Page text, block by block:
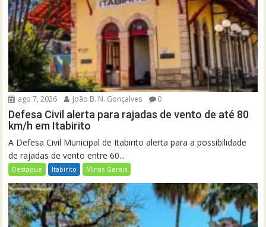
ago 7, 2026 João B. N. Gonçalves 0
Defesa Civil alerta para rajadas de vento de até 80
km/h em Itabirito
A Defesa Civil Municipal de Itabirito alerta para a possibilidade
de rajadas de vento entre 60...
Destaque Itabirito Minas Gerais